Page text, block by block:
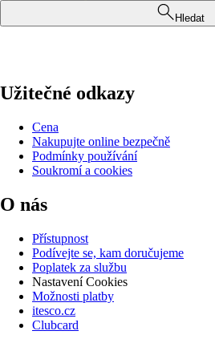
Hledat
Užitečné odkazy
Cena
Nakupujte online bezpečně
Podmínky používání
Soukromí a cookies
O nás
Přístupnost
Podívejte se, kam doručujeme
Poplatek za službu
Nastavení Cookies
Možnosti platby
itesco.cz
Clubcard